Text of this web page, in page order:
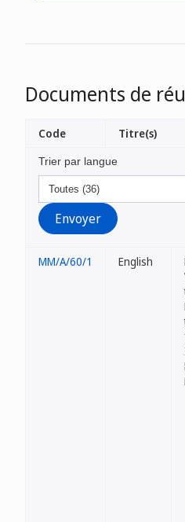
Documents de
Trier par langue
Code Titre(s)
MM/A/60/1 English